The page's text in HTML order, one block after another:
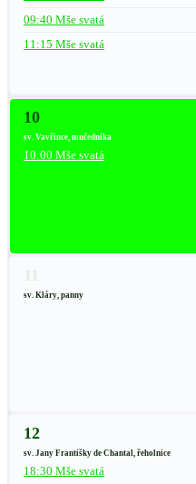
09:40 Mše svatá
11:15 Mše svatá
10
sv. Vavřince, mučedníka
10:00 Mše svatá
11
sv. Kláry, panny
12
sv. Jany Františky de Chantal, řeholnice
18:30 Mše svatá